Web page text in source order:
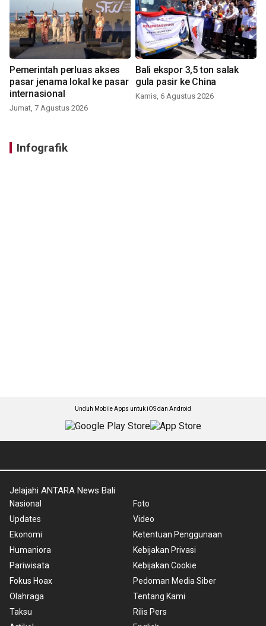
Pemerintah perluas akses
pasar jenama lokal ke pasar
internasional
Jumat, 7 Agustus 2026
Bali ekspor 3,5 ton salak
gula pasir ke China
Kamis, 6 Agustus 2026
Infografik
Unduh Mobile Apps untuk iOS dan Android
Jelajahi ANTARA News Bali
Nasional
Updates
Ekonomi
Humaniora
Pariwisata
Fokus Hoax
Olahraga
Taksu
Foto
Video
Ketentuan Penggunaan
Kebijakan Privasi
Kebijakan Cookie
Pedoman Media Siber
Tentang Kami
Rilis Pers